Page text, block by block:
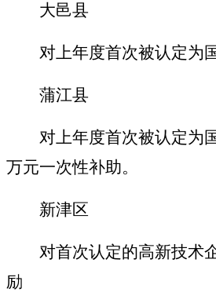
大邑县
对上年度首次被认定为国
蒲江县
对上年度首次被认定为国
万元一次性补助。
新津区
对首次认定的高新技术
励